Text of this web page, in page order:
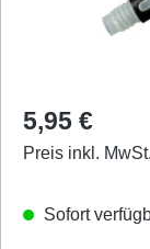
Regulärer Preis:
5,95 €
Preis inkl.
Sofort